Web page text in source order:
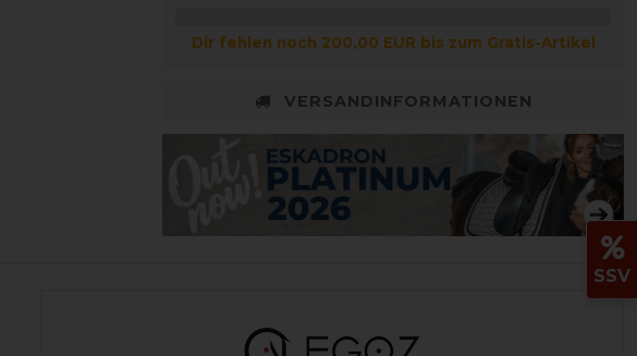
Dir fehlen noch 200,00 EUR bis zum Gratis-Artikel
VERSANDINFORMATIONEN
SSV